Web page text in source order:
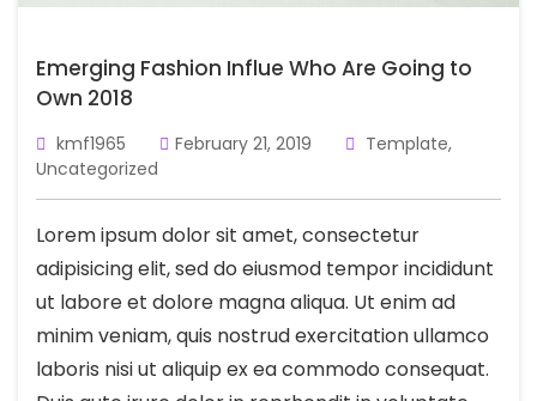
Emerging Fashion Influe Who Are Going to
Own 2018
kmf1965 February 21, 2019 Template,
Uncategorized
Lorem ipsum dolor sit amet, consectetur
adipisicing elit, sed do eiusmod tempor incididunt
ut labore et dolore magna aliqua. Ut enim ad
minim veniam, quis nostrud exercitation ullamco
laboris nisi ut aliquip ex ea commodo consequat.